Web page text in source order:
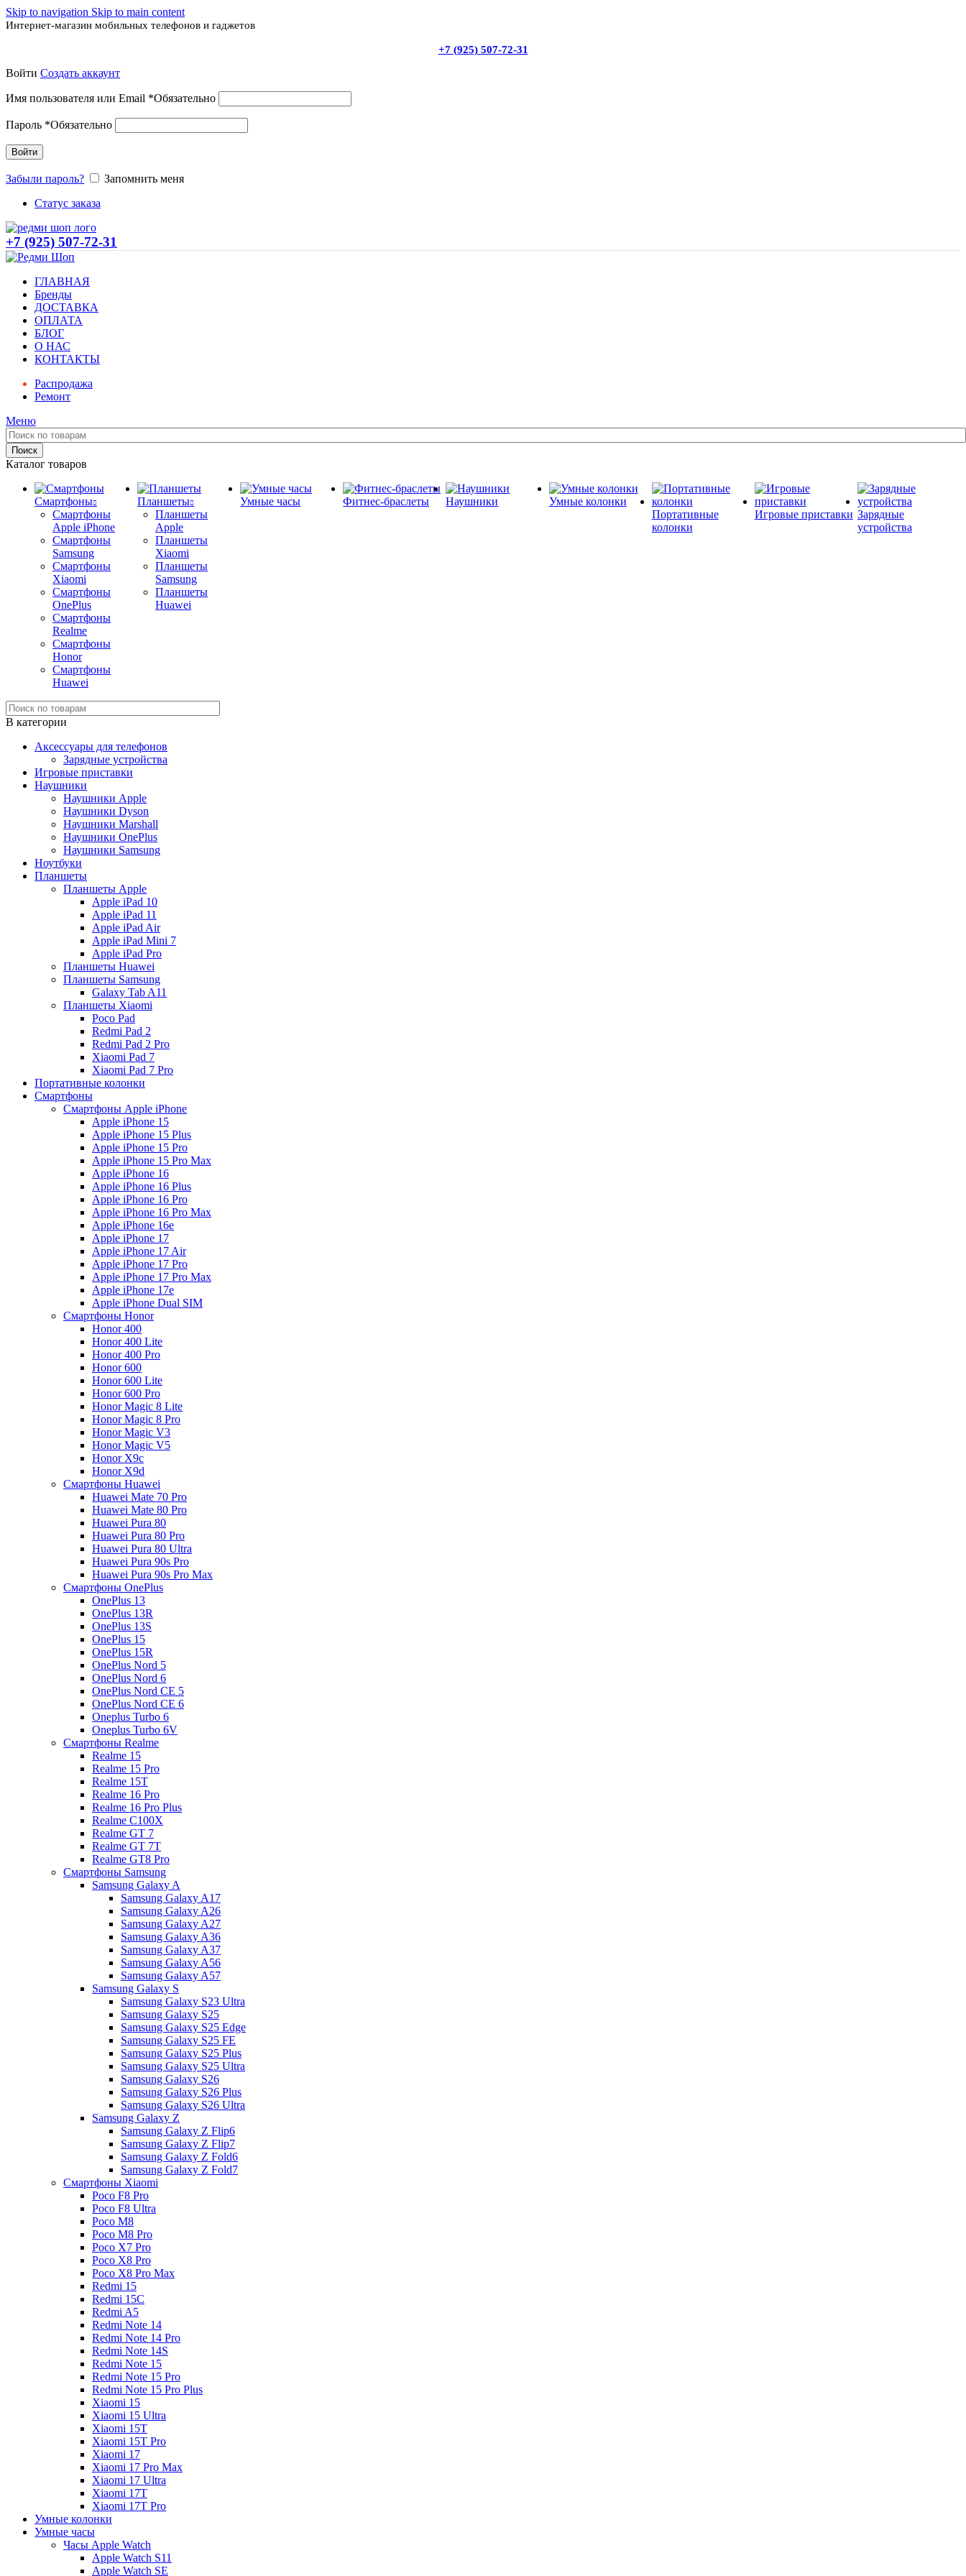
Skip to navigation Skip to main content
Интернет-магазин мобильных телефонов и гаджетов
+7 (925) 507-72-31
Войти Создать аккаунт
Имя пользователя или Email *Обязательно
Пароль *Обязательно
Войти
Забыли пароль?
Запомнить меня
Статус заказа
+7 (925) 507-72-31
ГЛАВНАЯ
Бренды
ДОСТАВКА
ОПЛАТА
БЛОГ
О НАС
КОНТАКТЫ
Распродажа
Ремонт
Меню
Поиск
Каталог товаров
Смартфоны
Смартфоны
Apple iPhone
Смартфоны
Samsung
Смартфоны
Xiaomi
Смартфоны
OnePlus
Смартфоны
Realme
Смартфоны
Honor
Смартфоны
Huawei
Планшеты
Планшеты
Apple
Планшеты
Xiaomi
Планшеты
Samsung
Планшеты
Huawei
Умные часы Фитнес-браслеты Наушники
Умные колонки
Портативные
колонки
Игровые приставки Зарядные
устройства
В категории
Аксессуары для телефонов
Зарядные устройства
Игровые приставки
Наушники
Наушники Apple
Наушники Dyson
Наушники Marshall
Наушники OnePlus
Наушники Samsung
Ноутбуки
Планшеты
Планшеты Apple
Apple iPad 10
Apple iPad 11
Apple iPad Air
Apple iPad Mini 7
Apple iPad Pro
Планшеты Huawei
Планшеты Samsung
Galaxy Tab A11
Планшеты Xiaomi
Poco Pad
Redmi Pad 2
Redmi Pad 2 Pro
Xiaomi Pad 7
Xiaomi Pad 7 Pro
Портативные колонки
Смартфоны
Смартфоны Apple iPhone
Apple iPhone 15
Apple iPhone 15 Plus
Apple iPhone 15 Pro
Apple iPhone 15 Pro Max
Apple iPhone 16
Apple iPhone 16 Plus
Apple iPhone 16 Pro
Apple iPhone 16 Pro Max
Apple iPhone 16e
Apple iPhone 17
Apple iPhone 17 Air
Apple iPhone 17 Pro
Apple iPhone 17 Pro Max
Apple iPhone 17e
Apple iPhone Dual SIM
Смартфоны Honor
Honor 400
Honor 400 Lite
Honor 400 Pro
Honor 600
Honor 600 Lite
Honor 600 Pro
Honor Magic 8 Lite
Honor Magic 8 Pro
Honor Magic V3
Honor Magic V5
Honor X9c
Honor X9d
Смартфоны Huawei
Huawei Mate 70 Pro
Huawei Mate 80 Pro
Huawei Pura 80
Huawei Pura 80 Pro
Huawei Pura 80 Ultra
Huawei Pura 90s Pro
Huawei Pura 90s Pro Max
Смартфоны OnePlus
OnePlus 13
OnePlus 13R
OnePlus 13S
OnePlus 15
OnePlus 15R
OnePlus Nord 5
OnePlus Nord 6
OnePlus Nord CE 5
OnePlus Nord CE 6
Oneplus Turbo 6
Oneplus Turbo 6V
Смартфоны Realme
Realme 15
Realme 15 Pro
Realme 15T
Realme 16 Pro
Realme 16 Pro Plus
Realme C100X
Realme GT 7
Realme GT 7T
Realme GT8 Pro
Смартфоны Samsung
Samsung Galaxy A
Samsung Galaxy A17
Samsung Galaxy A26
Samsung Galaxy A27
Samsung Galaxy A36
Samsung Galaxy A37
Samsung Galaxy A56
Samsung Galaxy A57
Samsung Galaxy S
Samsung Galaxy S23 Ultra
Samsung Galaxy S25
Samsung Galaxy S25 Edge
Samsung Galaxy S25 FE
Samsung Galaxy S25 Plus
Samsung Galaxy S25 Ultra
Samsung Galaxy S26
Samsung Galaxy S26 Plus
Samsung Galaxy S26 Ultra
Samsung Galaxy Z
Samsung Galaxy Z Flip6
Samsung Galaxy Z Flip7
Samsung Galaxy Z Fold6
Samsung Galaxy Z Fold7
Смартфоны Xiaomi
Poco F8 Pro
Poco F8 Ultra
Poco M8
Poco M8 Pro
Poco X7 Pro
Poco X8 Pro
Poco X8 Pro Max
Redmi 15
Redmi 15C
Redmi A5
Redmi Note 14
Redmi Note 14 Pro
Redmi Note 14S
Redmi Note 15
Redmi Note 15 Pro
Redmi Note 15 Pro Plus
Xiaomi 15
Xiaomi 15 Ultra
Xiaomi 15T
Xiaomi 15T Pro
Xiaomi 17
Xiaomi 17 Pro Max
Xiaomi 17 Ultra
Xiaomi 17T
Xiaomi 17T Pro
Умные колонки
Умные часы
Часы Apple Watch
Apple Watch S11
Apple Watch SE